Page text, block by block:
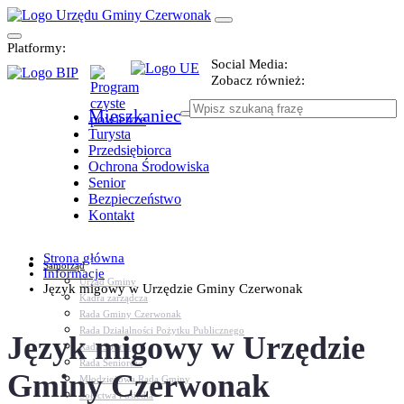
Platformy:
Social Media:
Zobacz również:
Mieszkaniec
Turysta
Przedsiębiorca
Ochrona Środowiska
Senior
Bezpieczeństwo
Kontakt
Samorząd
Urząd Gminy
Kadra zarządcza
Rada Gminy Czerwonak
Rada Działalności Pożytku Publicznego
Rada Sportu
Rada Seniorów
Młodzieżowa Rada Gminy
Sołectwa i osiedla
Strona główna
Informacje
Język migowy w Urzędzie Gminy Czerwonak
Język migowy w Urzędzie
Gminy Czerwonak